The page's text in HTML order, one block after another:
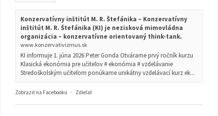
Konzervatívny inštitút M. R. Štefánika – Konzervatívny
inštitút M. R. Štefánika (KI) je nezisková mimovládna
organizácia – konzervatívne orientovaný think-tank.
www.konzervativizmus.sk
KI informuje 1. júna 2026 Peter Gonda Otvárame prvý ročník kurzu
Klasická ekonómia pre učiteľov # ekonómia # vzdelávanie
Stredoškolským učiteľom ponúkame unikátny vzdelávací kurz ek...
Zobraziť na Facebooku · Zdieľať